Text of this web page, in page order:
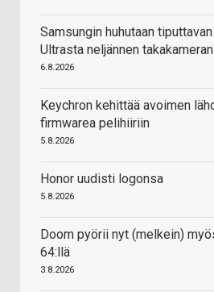
Samsungin huhutaan
Ultrasta neljännen
6.8.2026
Keychron kehittää avoimen
firmwarea pelihiiriin
5.8.2026
Honor uudisti logonsa
5.8.2026
Doom pyörii nyt (melkein)
64:llä
3.8.2026